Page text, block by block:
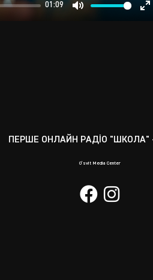
01:09
ПЕРШЕ ОНЛАЙН РАДІО "ШКОЛА"
O’svit Media Center